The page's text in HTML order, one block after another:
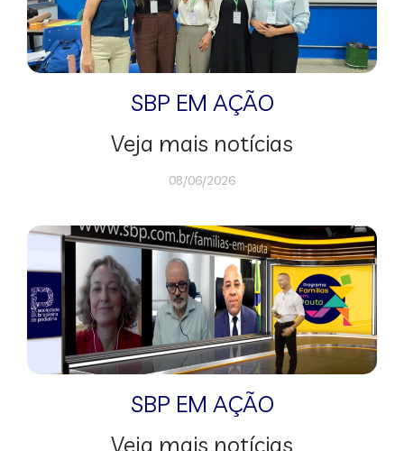
SBP EM AÇÃO
Veja mais notícias
08/06/2026
SBP EM AÇÃO
Veja mais notícias